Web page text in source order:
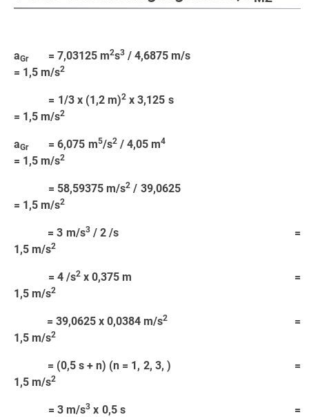
aGr= 7,03125 m2s3/ 4,6875 m/s
= 1,5 m/s2
= 1/3 x (1,2 m)2 x 3,125 s
= 1,5 m/s2
aGr= 6,075 m5/s2/ 4,05 m4
= 1,5 m/s2
= 58,59375 m/s2 / 39,0625
= 1,5 m/s2
= 3 m/s3/ 2 /s =
1,5 m/s2
= 4 /s2x 0,375 m =
1,5 m/s2
= 39,0625 x 0,0384 m/s2
=
1,5 m/s2
= (0,5 s + n) (n = 1, 2, 3, ) =
1,5 m/s2
= 3 m/s3 x 0,5 s =